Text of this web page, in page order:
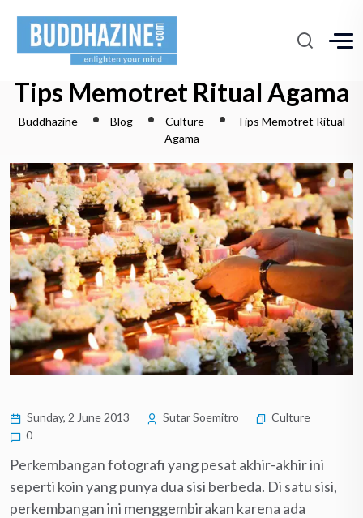
Tips Memotret Ritual Agama
Buddhazine Blog Culture
Tips Memotret Ritual
Agama
Sunday, 2 June 2013 Sutar Soemitro
Culture
0
Perkembangan fotografi yang pesat akhir-akhir ini
seperti koin yang punya dua sisi berbeda. Di satu sisi,
perkembangan ini menggembirakan karena ada